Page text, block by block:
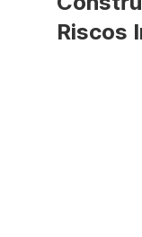
Riscos